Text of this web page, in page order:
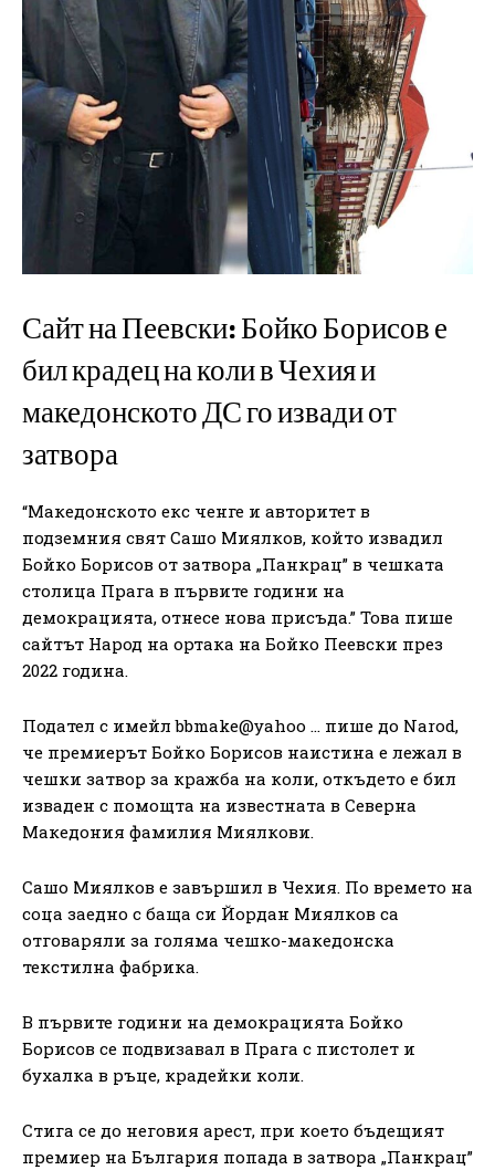
Сайт на Пеевски: Бойко Борисов е
бил крадец на коли в Чехия и
македонското ДС го извади от
затвора
“Македонското екс ченге и авторитет в
подземния свят Сашо Миялков, който извадил
Бойко Борисов от затвора „Панкрац” в чешката
столица Прага в първите години на
демокрацията, отнесе нова присъда.” Това пише
сайтът Народ на ортака на Бойко Пеевски през
2022 година.
Подател с имейл bbmake@yahoo … пише до Narod,
че премиерът Бойко Борисов наистина е лежал в
чешки затвор за кражба на коли, откъдето е бил
изваден с помощта на известната в Северна
Македония фамилия Миялкови.
Сашо Миялков е завършил в Чехия. По времето на
соца заедно с баща си Йордан Миялков са
отговаряли за голяма чешко-македонска
текстилна фабрика.
В първите години на демокрацията Бойко
Борисов се подвизавал в Прага с пистолет и
бухалка в ръце, крадейки коли.
Стига се до неговия арест, при което бъдещият
премиер на България попада в затвора „Панкрац”